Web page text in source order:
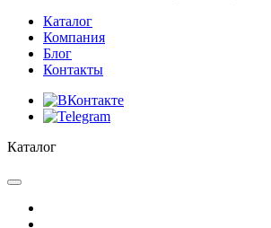
Каталог
Компания
Блог
Контакты
Каталог